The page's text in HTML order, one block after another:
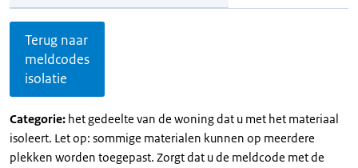
Terug naar
meldcodes
isolatie
Categorie: het gedeelte van de woning dat u met het materiaal
isoleert. Let op: sommige materialen kunnen op meerdere
plekken worden toegepast. Zorgt dat u de meldcode met de